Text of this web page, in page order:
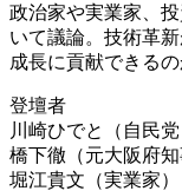
政治家や実業家、
いて議論。技術革
成長に貢献できるの
登壇者
川崎ひでと（自民
橋下徹（元大阪府知
堀江貴文（実業家）